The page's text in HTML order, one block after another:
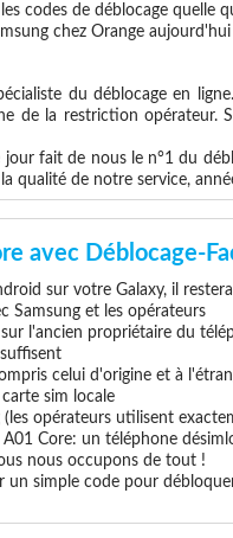
codes de déblocage quelle
chez Orange
du déblocage en
de la restriction opérateur.
fait de nous le n°1 du
qualité de notre service,
avec Déblocage-
sur votre Galaxy, il
Samsung et les opérateurs
l'ancien propriétaire du
celui d'origine et à
sim locale
opérateurs utilisent
Core: un téléphone
nous occupons de tout !
simple code pour